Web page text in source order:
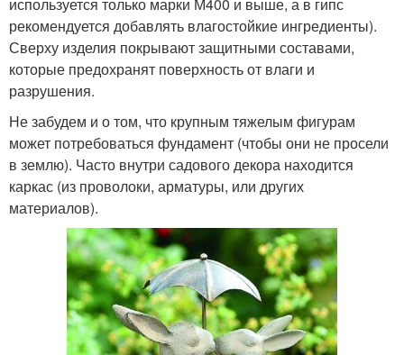
рекомендуется добавлять влагостойкие ингредиенты).
Сверху изделия покрывают защитными составами,
которые предохранят поверхность от влаги и
разрушения.
Не забудем и о том, что крупным тяжелым фигурам
может потребоваться фундамент (чтобы они не просели
в землю). Часто внутри садового декора находится
каркас (из проволоки, арматуры, или других
материалов).